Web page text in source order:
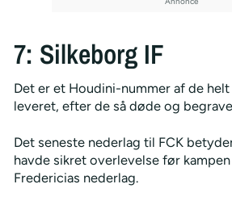
7: Silkeborg IF
Det er et Houdini-nummer af de helt
leveret, efter de så døde og
Det seneste nederlag til FCK
havde sikret overlevelse før kampen
Fredericias nederlag.